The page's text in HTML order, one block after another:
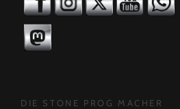
DIE STONE PROG MACHER